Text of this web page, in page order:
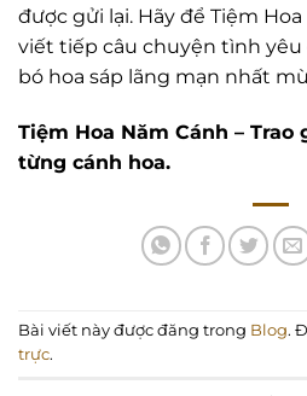
được gửi lại. Hãy để Tiệm
viết tiếp câu chuyện tình
bó hoa sáp lãng mạn nhất
Tiệm Hoa Năm Cánh –
từng cánh hoa.
Bài viết này được đăng trong Blog.
trực.